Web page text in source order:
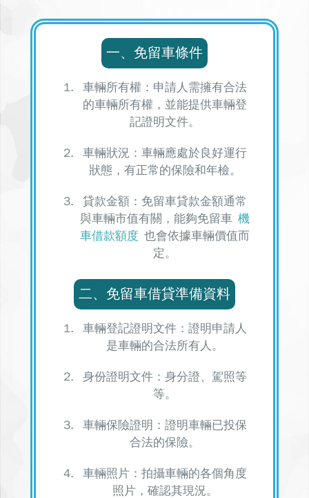
一、免留車條件
車輛所有權：申請人需擁有合法
的車輛所有權，並能提供車輛登
記證明文件。
車輛狀況：車輛應處於良好運行
狀態，有正常的保險和年檢。
貸款金額： 免留車貸款金額通常
與車輛市值有關 ，能夠免留車 機
車借款額度 也會依據車輛價值而
定。
二、免留車借貸準備資料
車輛登記證明文件：證明申請人
是車輛的合法所有人。
身份證明文件：身分證、駕照等
等。
車輛保險證明：證明車輛已投保
合法的保險。
車輛照片：拍攝車輛的各個角度
照片，確認其現況。